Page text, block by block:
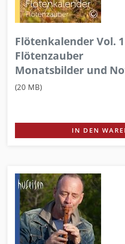
Flötenkalender Vol. 1
Flötenzauber
Monatsbilder und
(20 MB)
IN DEN